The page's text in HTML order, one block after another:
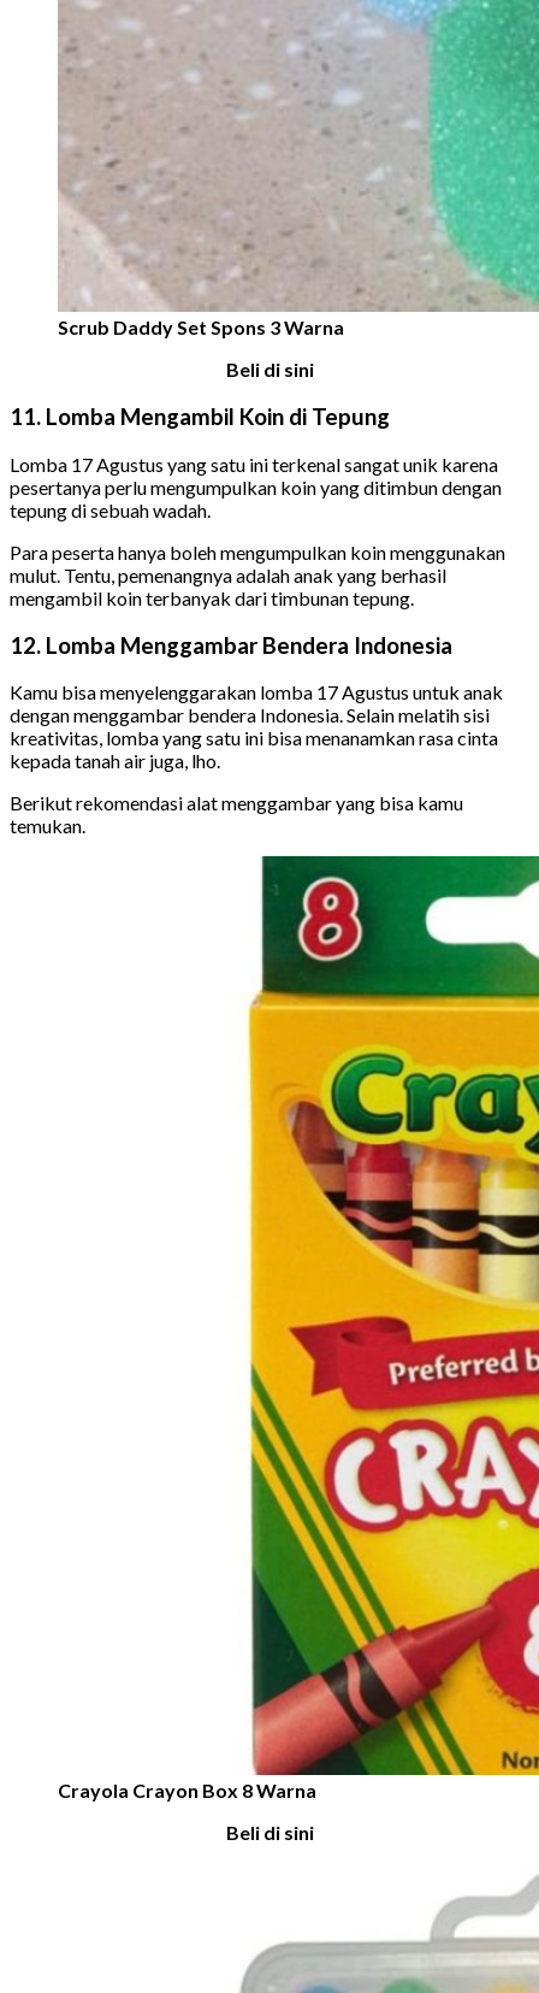
Scrub Daddy Set Spons 3 Warna
Beli di sini
11. Lomba Mengambil Koin di Tepung
Lomba 17 Agustus yang satu ini terkenal sangat unik karena
pesertanya perlu mengumpulkan koin yang ditimbun dengan
tepung di sebuah wadah.
Para peserta hanya boleh mengumpulkan koin menggunakan
mulut. Tentu, pemenangnya adalah anak yang berhasil
mengambil koin terbanyak dari timbunan tepung.
12. Lomba Menggambar Bendera Indonesia
Kamu bisa menyelenggarakan lomba 17 Agustus untuk anak
dengan menggambar bendera Indonesia. Selain melatih sisi
kreativitas, lomba yang satu ini bisa menanamkan rasa cinta
kepada tanah air juga, lho.
Berikut rekomendasi alat menggambar yang bisa kamu
temukan.
Crayola Crayon Box 8 Warna
Beli di sini